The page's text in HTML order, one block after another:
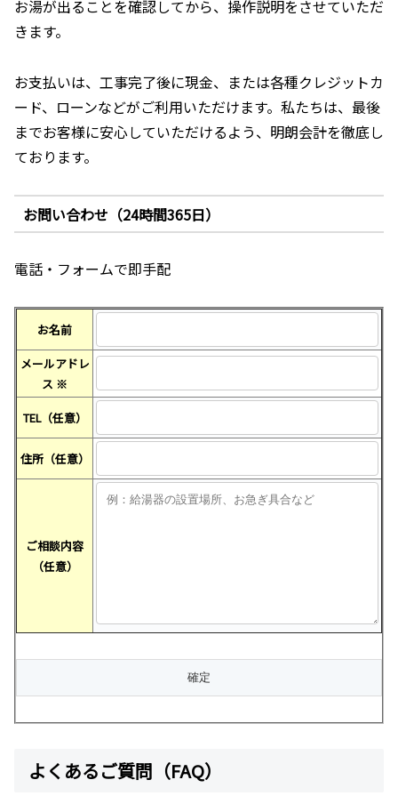
お湯が出ることを確認してから、操作説明をさせていただ
きます。
お支払いは、工事完了後に現金、または各種クレジットカ
ード、ローンなどがご利用いただけます。私たちは、最後
までお客様に安心していただけるよう、明朗会計を徹底し
ております。
お問い合わせ（24時間365日）
電話・フォームで即手配
お名前
メールアドレ
ス ※
TEL（任意）
住所（任意）
ご相談内容
（任意）
よくあるご質問（FAQ）